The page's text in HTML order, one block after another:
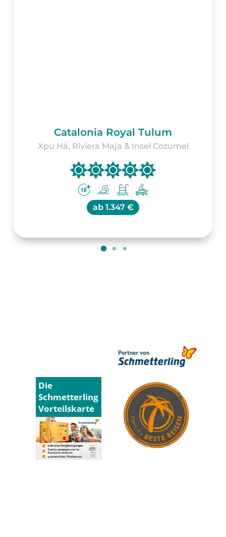
Catalonia Royal Tulum
Xpu Há, Riviera Maja & Insel Cozumel
ab 1.347 €
Die
Schmetterling
Vorteilskarte